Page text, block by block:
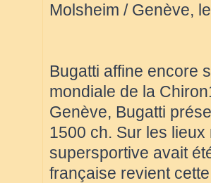
Molsheim / Genève,
Bugatti affine encore
mondiale de la
Genève, Bugatti
1500 ch. Sur les
supersportive avait
française revient